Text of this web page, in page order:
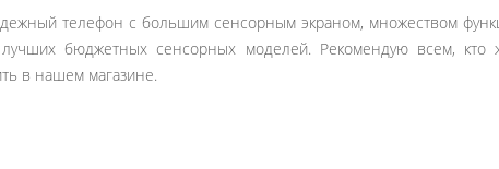
телефон с большим сенсорным экраном, множеством
бюджетных сенсорных моделей. Рекомендую всем, кто
в нашем магазине.